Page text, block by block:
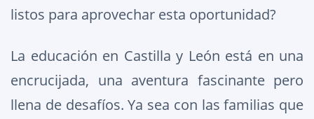
listos para aprovechar esta oportunidad?
La educación en Castilla y León está en una
encrucijada, una aventura fascinante pero
llena de desafíos. Ya sea con las familias que